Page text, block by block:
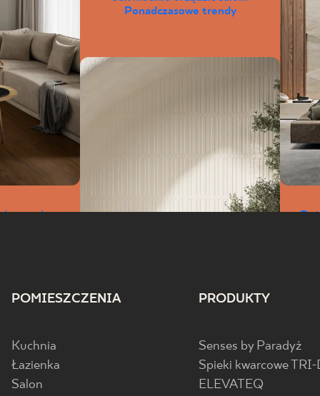
Ponadczasowe trendy
salonu
Przedpokój w stylu prowansalskim
– klimat Prowansji od pierwszego
POMIESZCZENIA
Kuchnia
Łazienka
Salon
PRODUKTY
Senses by Paradyż
Spieki kwarcowe TRI-
ELEVATEQ